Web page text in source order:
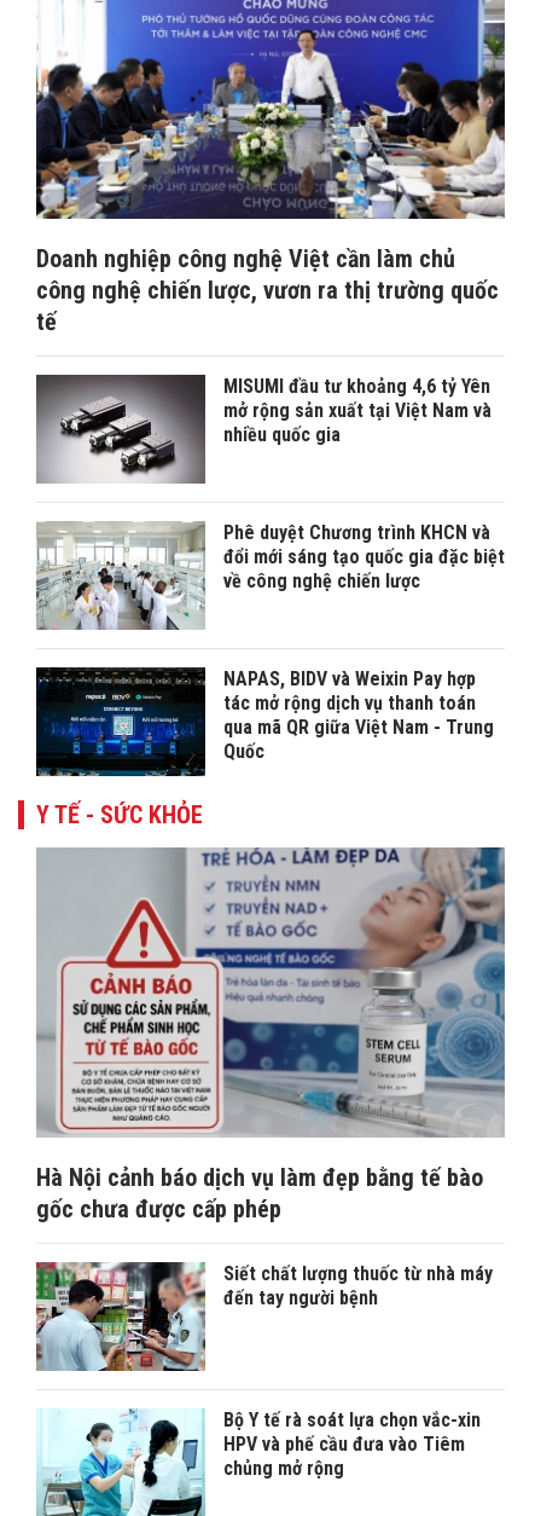
Doanh nghiệp công nghệ Việt cần làm chủ
công nghệ chiến lược, vươn ra thị trường quốc
tế
MISUMI đầu tư khoảng 4,6 tỷ Yên
mở rộng sản xuất tại Việt Nam và
nhiều quốc gia
Phê duyệt Chương trình KHCN và
đổi mới sáng tạo quốc gia đặc biệt
về công nghệ chiến lược
NAPAS, BIDV và Weixin Pay hợp
tác mở rộng dịch vụ thanh toán
qua mã QR giữa Việt Nam - Trung
Quốc
Y TẾ - SỨC KHỎE
Hà Nội cảnh báo dịch vụ làm đẹp bằng tế bào
gốc chưa được cấp phép
Siết chất lượng thuốc từ nhà máy
đến tay người bệnh
Bộ Y tế rà soát lựa chọn vắc-xin
HPV và phế cầu đưa vào Tiêm
chủng mở rộng